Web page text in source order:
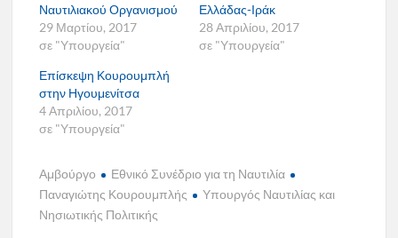
Ναυτιλιακού Οργανισμού
29 Μαρτίου, 2017
σε "Υπουργεία"
Ελλάδας-Ιράκ
28 Απριλίου, 2017
σε "Υπουργεία"
Επίσκεψη Κουρουμπλή
στην Ηγουμενίτσα
4 Απριλίου, 2017
σε "Υπουργεία"
Αμβούργο
Εθνικό Συνέδριο για τη Ναυτιλία
Παναγιώτης Κουρουμπλής
Υπουργός Ναυτιλίας και
Νησιωτικής Πολιτικής